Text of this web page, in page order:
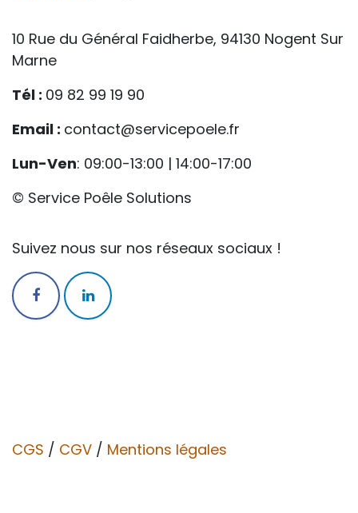
10 Rue du Général Faidherbe, 94130 Nogent Sur
Marne
Tél : 09 82 99 19 90
Email : contact@servicepoele.fr
Lun-Ven: 09:00-13:00 | 14:00-17:00
© Service Poêle Solutions
Suivez nous sur nos réseaux sociaux !
CGS / CGV​​ / Mentions légales